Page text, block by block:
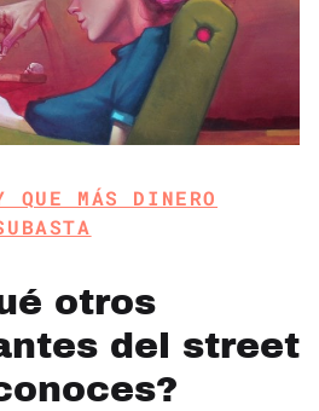
QUE MÁS DINERO
otros
del street